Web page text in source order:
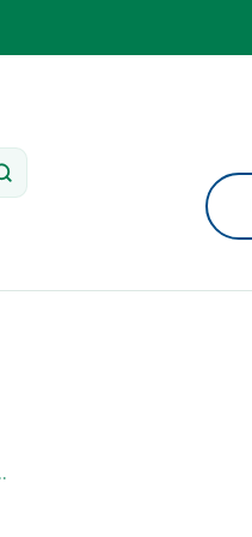
Pesquisar